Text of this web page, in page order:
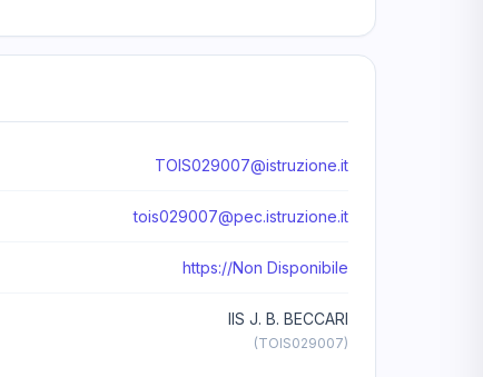
TOIS029007@istruzione.it
tois029007@pec.istruzione.it
https://Non Disponibile
IIS J. B. BECCARI
(TOIS029007)